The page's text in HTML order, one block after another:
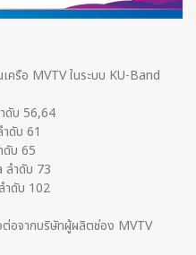
ครือ MVTV ในระบบ KU-Band
ดับ 56,64
ดับ 61
ดับ 65
ลำดับ 73
ำดับ 102
ต่อจากบริษัทผู้ผลิตช่อง MVTV